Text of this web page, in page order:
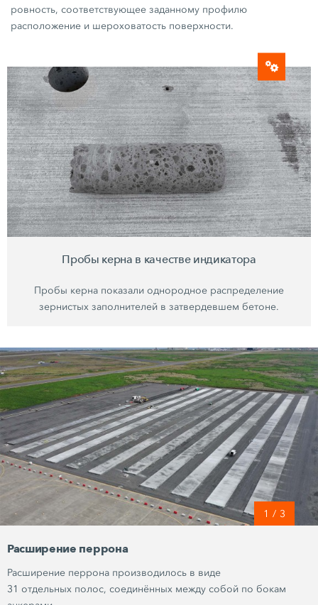
ровность, соответствующее заданному профилю
расположение и шероховатость поверхности.
Пробы керна в качестве индикатора
Пробы керна показали однородное распределение
зернистых заполнителей в затвердевшем бетоне.
1 / 3
Расширение перрона
Расширение перрона производилось в виде
31 отдельных полос, соединённых между собой по бокам